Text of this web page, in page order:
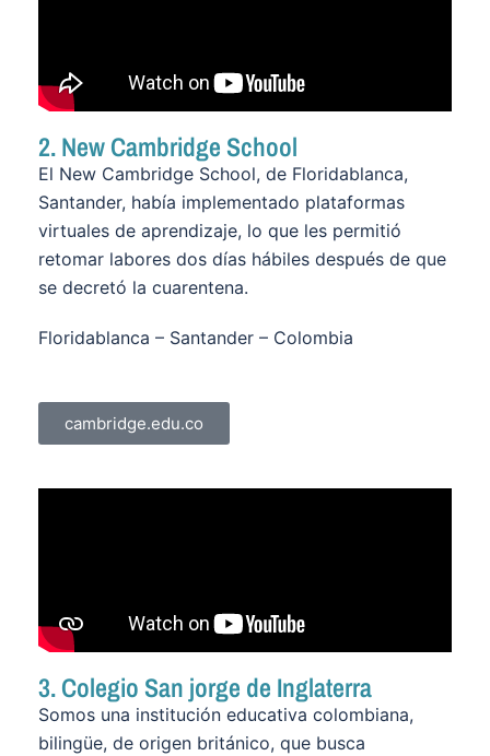
2. New Cambridge School
El New Cambridge School, de Floridablanca,
Santander, había implementado plataformas
virtuales de aprendizaje, lo que les permitió
retomar labores dos días hábiles después de que
se decretó la cuarentena.
Floridablanca – Santander – Colombia
cambridge.edu.co
3. Colegio San jorge de Inglaterra
Somos una institución educativa colombiana,
bilingüe, de origen británico, que busca